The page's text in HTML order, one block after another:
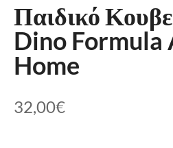
Παιδικό
Dino Formula
Home
32,00€